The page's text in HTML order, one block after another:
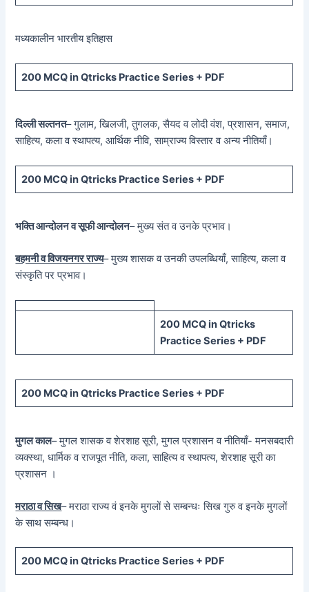
मध्यकालीन भारतीय इतिहास
200 MCQ in Qtricks Practice Series + PDF
दिल्ली सल्तनत– गुलाम, खिलजी, तुगलक, सैयद व लोदी वंश, प्रशासन, समाज,
साहित्य, कला व स्थापत्य, आर्थिक नीवि, साम्राज्य विस्तार व अन्य नीतियाँ।
200 MCQ in Qtricks Practice Series + PDF
भक्ति आन्दोलन व सूफी आन्दोलन– मुख्य संत व उनके प्रभाव।
बहमनी व विजयनगर राज्य– मुख्य शासक व उनकी उपलब्धियाँ, साहित्य, कला व
संस्कृति पर प्रभाव।
200 MCQ in Qtricks
Practice Series + PDF
200 MCQ in Qtricks Practice Series + PDF
मुगल काल– मुगल शासक व शेरशाह सूरी, मुगल प्रशासन व नीतियाँ- मनसबदारी
व्यक्स्था, धार्मिक व राजपूत नीति, कला, साहित्य व स्थापत्य, शेरशाह सूरी का
प्रशासन ।
मराठा व सिख– मराठा राज्य वं इनके मुगलों से सम्बन्धः सिख गुरु व इनके मुगलों
के साथ सम्बन्ध।
200 MCQ in Qtricks Practice Series + PDF